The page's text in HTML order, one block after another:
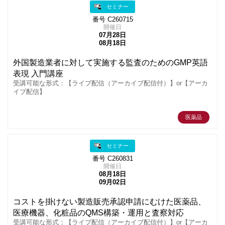
セミナー
番号 C260715
開催日
07月28日
08月18日
外国製造業者に対して実施する監査のためのGMP英語
表現 入門講座
受講可能な形式：【ライブ配信（アーカイブ配信付）】or【アーカ
イブ配信】
医薬品
セミナー
番号 C260831
開催日
08月18日
09月02日
コストを掛けない製造販売承認申請にむけた医薬品、
医療機器、化粧品のQMS構築・運用と査察対応
受講可能な形式：【ライブ配信（アーカイブ配信付）】or【アーカ